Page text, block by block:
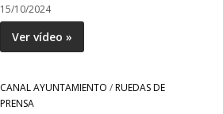
15/10/2024
Ver vídeo »
CANAL AYUNTAMIENTO /RUEDAS DE
PRENSA